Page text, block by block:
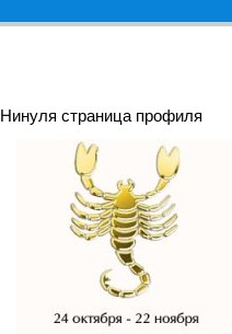
Нинуля страница профиля